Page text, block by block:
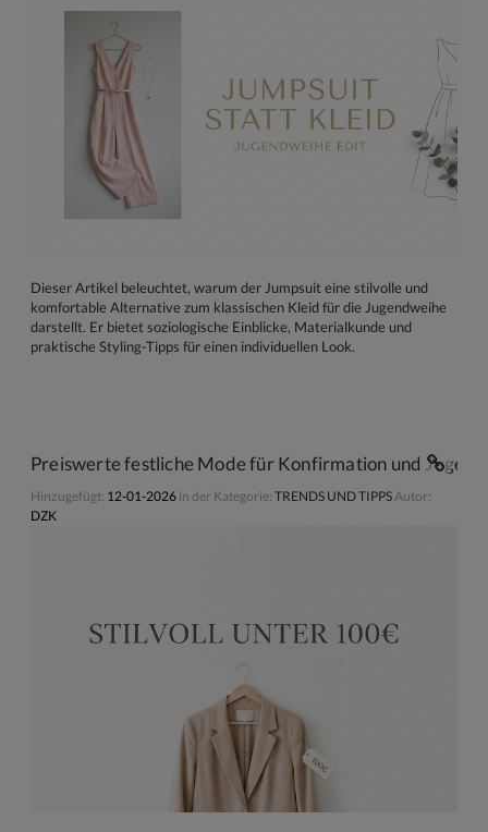
Dieser Artikel beleuchtet, warum der Jumpsuit eine stilvolle und
komfortable Alternative zum klassischen Kleid für die Jugendweihe
darstellt. Er bietet soziologische Einblicke, Materialkunde und
praktische Styling-Tipps für einen individuellen Look.
Preiswerte festliche Mode für Konfirmation und
Hinzugefügt: 12-01-2026 in der Kategorie: TRENDS UND TIPPS Autor:
DZK